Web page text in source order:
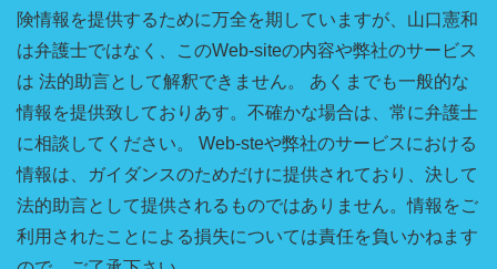
険情報を提供するために万全を期していますが、山口憲和
は弁護士ではなく、このWeb-siteの内容や弊社のサービス
は 法的助言として解釈できません。 あくまでも一般的な
情報を提供致しておりあす。不確かな場合は、常に弁護士
に相談してください。 Web-steや弊社のサービスにおける
情報は、ガイダンスのためだけに提供されており、決して
法的助言として提供されるものではありません。情報をご
利用されたことによる損失については責任を負いかねます